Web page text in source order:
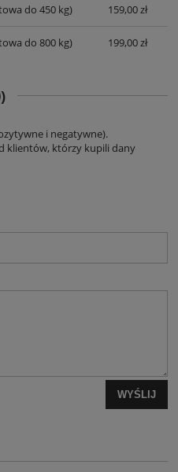
do 450 kg) 159,00 zł
do 800 kg) 199,00 zł
i negatywne).
klientów, którzy kupili dany
WYŚLIJ